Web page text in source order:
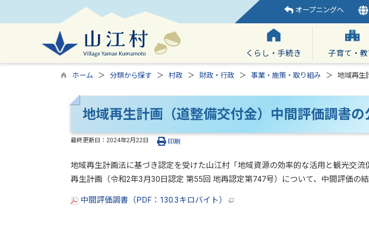
オープニングへ
くらし・手続き 子育て・
ホーム 分類から探す 村政 財政・行政 事業・施策・取り組み 地域再生
地域再生計画（道整備交付金）中間評価調書の
最終更新日： 2024年2月22日 印刷
地域再生計画法に基づき認定を受けた山江村「地域資源の効率的な活用と観光交流
再生計画（令和2年3月30日認定 第55回 地再認定第747号）について、中間評価の結
中間評価調書（PDF：130.3キロバイト）